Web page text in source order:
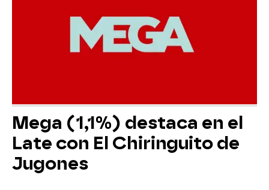
Mega (1,1%) destaca en el
Late con El Chiringuito de
Jugones